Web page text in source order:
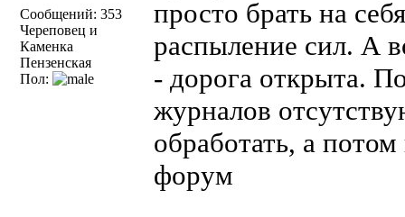
Сообщений: 353
Череповец и
Каменка
Пензенская
Пол:
просто брать на
распыление сил. А
- дорога открыта.
журналов
обработать, а
форум